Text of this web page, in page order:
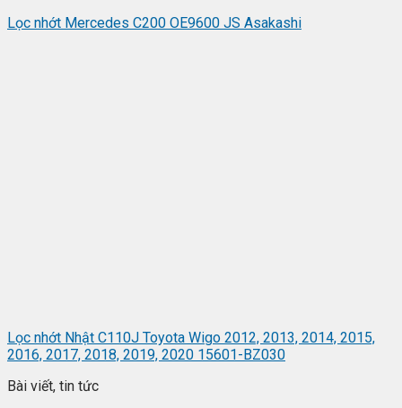
Lọc nhớt Mercedes C200 OE9600 JS Asakashi
Lọc nhớt Nhật C110J Toyota Wigo 2012, 2013, 2014, 2015,
2016, 2017, 2018, 2019, 2020 15601-BZ030
Bài viết, tin tức